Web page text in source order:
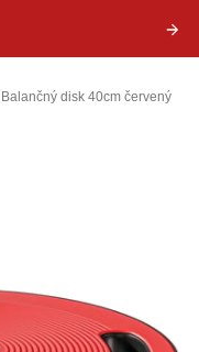
Balančný disk 40cm červený